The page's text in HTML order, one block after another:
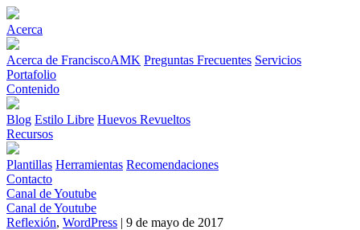
Acerca
Acerca de FranciscoAMK Preguntas Frecuentes Servicios
Portafolio
Contenido
Blog Estilo Libre Huevos Revueltos
Recursos
Plantillas Herramientas Recomendaciones
Contacto
Canal de Youtube
Canal de Youtube
Reflexión, WordPress | 9 de mayo de 2017